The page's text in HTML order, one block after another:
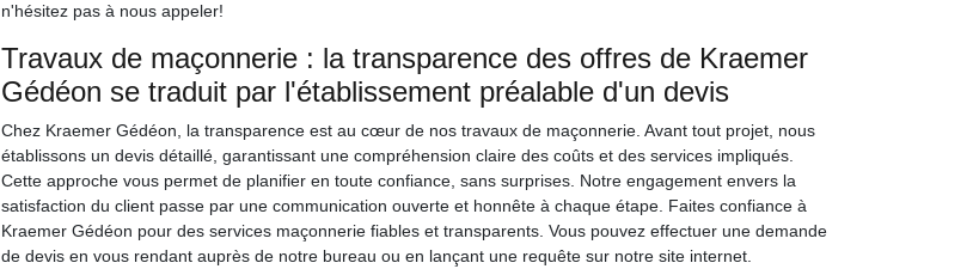
n'hésitez pas à nous appeler!
Travaux de maçonnerie : la transparence des offres de Kraemer
Gédéon se traduit par l'établissement préalable d'un devis
Chez Kraemer Gédéon, la transparence est au cœur de nos travaux de maçonnerie. Avant tout projet, nous
établissons un devis détaillé, garantissant une compréhension claire des coûts et des services impliqués.
Cette approche vous permet de planifier en toute confiance, sans surprises. Notre engagement envers la
satisfaction du client passe par une communication ouverte et honnête à chaque étape. Faites confiance à
Kraemer Gédéon pour des services maçonnerie fiables et transparents. Vous pouvez effectuer une demande
de devis en vous rendant auprès de notre bureau ou en lançant une requête sur notre site internet.